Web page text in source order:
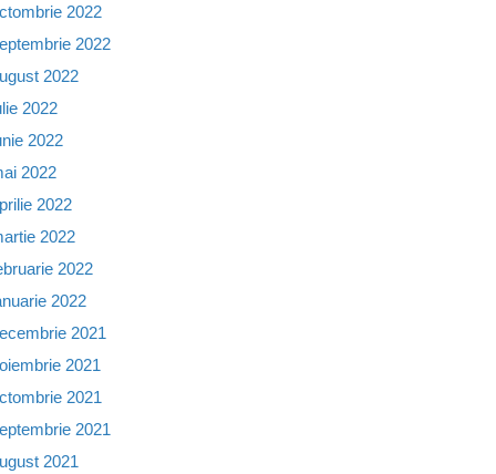
2022
2022
2022
2022
2022
2022
2022
2022
2022
2022
2021
2021
2021
2021
2021